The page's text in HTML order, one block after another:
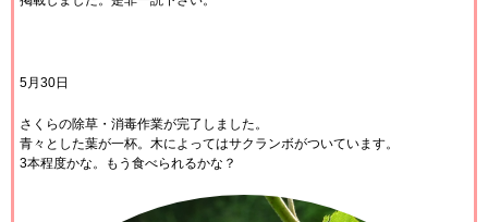
5月30日
さくらの除草・消毒作業が完了しました。
青々とした葉が一杯。木によってはサクランボがついています。
3本程度かな。もう食べられるかな？